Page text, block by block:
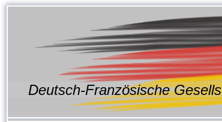
Deutsch-Französische